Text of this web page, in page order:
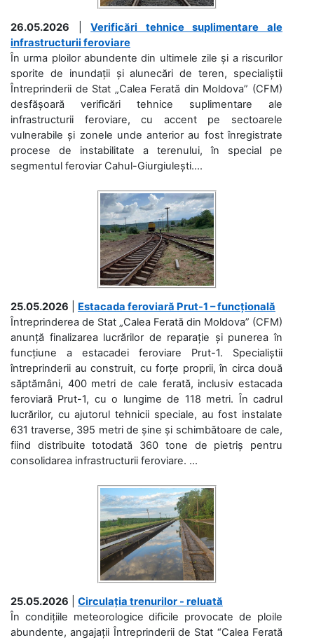
26.05.2026 |Verificări tehnice suplimentare ale
infrastructurii feroviare
În urma ploilor abundente din ultimele zile și a riscurilor
sporite de inundații și alunecări de teren, specialiștii
Întreprinderii de Stat „Calea Ferată din Moldova” (CFM)
desfășoară verificări tehnice suplimentare ale
infrastructurii feroviare, cu accent pe sectoarele
vulnerabile și zonele unde anterior au fost înregistrate
procese de instabilitate a terenului, în special pe
segmentul feroviar Cahul-Giurgiulești....
25.05.2026
Estacada feroviară Prut-1 – funcțională
Întreprinderea de Stat „Calea Ferată din Moldova” (CFM)
anunță finalizarea lucrărilor de reparație și punerea în
funcțiune a estacadei feroviare Prut-1. Specialiștii
întreprinderii au construit, cu forțe proprii, în circa două
săptămâni, 400 metri de cale ferată, inclusiv estacada
feroviară Prut-1, cu o lungime de 118 metri. În cadrul
lucrărilor, cu ajutorul tehnicii speciale, au fost instalate
631 traverse, 395 metri de șine și schimbătoare de cale,
fiind distribuite totodată 360 tone de pietriș pentru
consolidarea infrastructurii feroviare. ...
25.05.2026
Circulația trenurilor - reluată
În condițiile meteorologice dificile provocate de ploile
abundente, angajații Întreprinderii de Stat “Calea Ferată